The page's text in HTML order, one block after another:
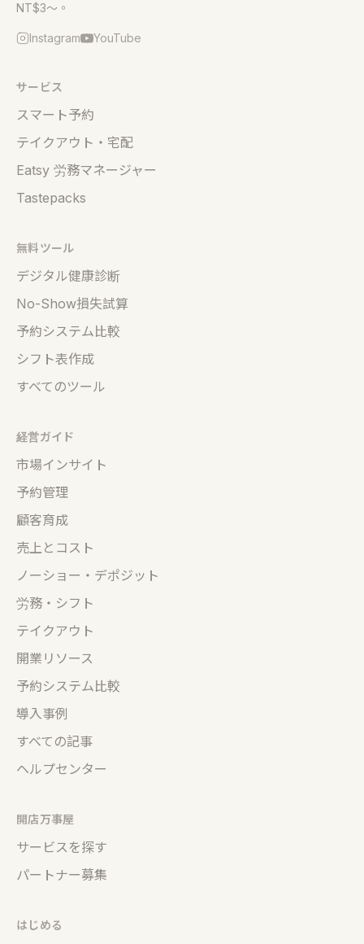
NT$3〜。
Instagram YouTube
サービス
スマート予約
テイクアウト・宅配
Eatsy 労務マネージャー
Tastepacks
無料ツール
デジタル健康診断
No-Show損失試算
予約システム比較
シフト表作成
すべてのツール
経営ガイド
市場インサイト
予約管理
顧客育成
売上とコスト
ノーショー・デポジット
労務・シフト
テイクアウト
開業リソース
予約システム比較
導入事例
すべての記事
ヘルプセンター
開店万事屋
サービスを探す
パートナー募集
はじめる